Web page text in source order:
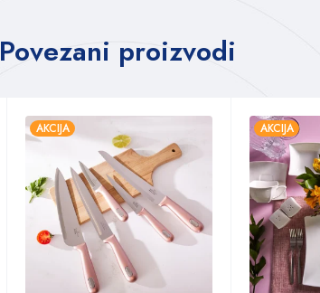
Povezani proizvodi
AKCIJA AKCIJA